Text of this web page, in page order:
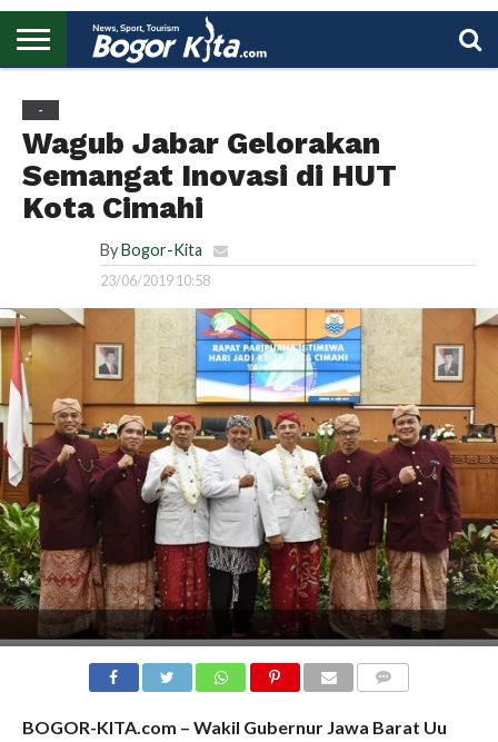
-
Wagub Jabar Gelorakan
Semangat Inovasi di HUT
Kota Cimahi
By Bogor-Kita
23/06/2019 10:58
BOGOR-KITA.com – Wakil Gubernur Jawa Barat Uu